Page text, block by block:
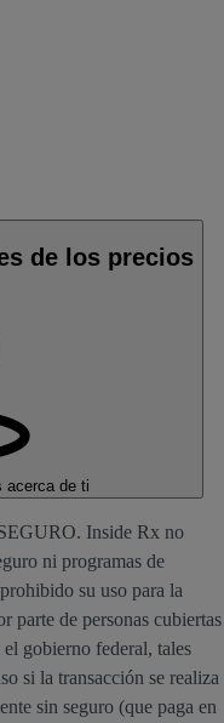
de los precios
acerca de ti
Inside Rx no
ni programas de
su uso para la
parte de personas cubiertas
gobierno federal, tales
si la transacción se realiza
sin seguro (que paga en